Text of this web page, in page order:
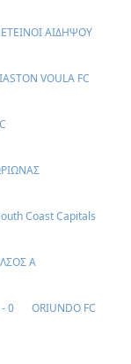
ΑΙΔΗΨΟΥ
VOULA FC
Coast Capitals
Α
0 ORIUNDO FC